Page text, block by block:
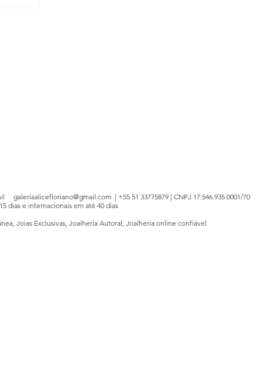
galeriaalicefloriano@gmail.com| +55 51 33775879 | CNPJ 17.546.935.0001/70
dias e internacionais em até 40 dias
Joias Exclusivas, Joalheria Autoral, Joalheria online confiável